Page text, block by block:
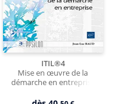
ITIL®4
Mise en œuvre de la
démarche en entreprise